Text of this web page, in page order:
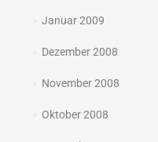
Januar 2009
Dezember 2008
November 2008
Oktober 2008